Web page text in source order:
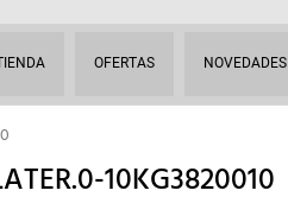
OFERTAS NOVEDADES
10KG3820010